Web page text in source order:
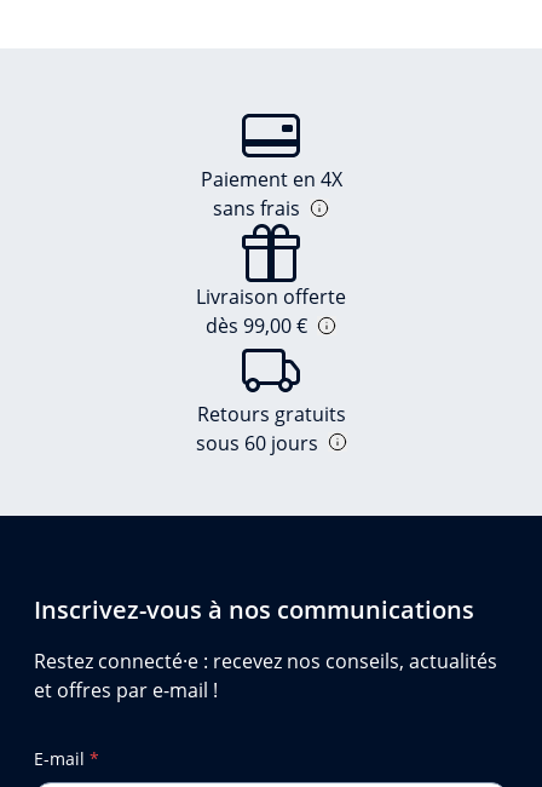
Paiement en 4X
sans frais
Livraison offerte
dès 99,00 €
Retours gratuits
sous 60 jours
Inscrivez-vous à nos communications
Restez connecté·e : recevez nos conseils, actualités
et offres par e-mail !
E-mail *